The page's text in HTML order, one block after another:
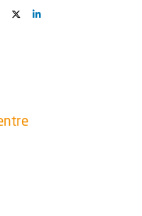
Ouvre une nouvelle fenêtre
Twitter
, Ouvre une nouvelle fenêtre
LinkedIn
, Ouvre une nouvelle